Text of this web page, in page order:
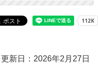
更新日：2026年2月27日